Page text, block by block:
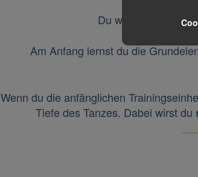
Du wirst regelmäßig
Am Anfang lernst du die
Wenn du die anfänglichen
Tiefe des Tanzes. Dabei wirst du